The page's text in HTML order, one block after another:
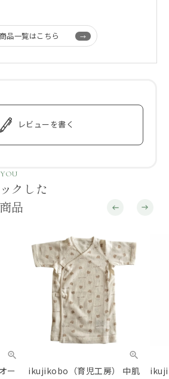
商品一覧はこちら
レビューを書く
クした
品
ー
ikujikobo（育児工房） 中肌